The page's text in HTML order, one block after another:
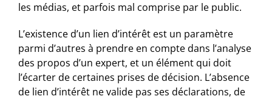
les médias, et parfois mal comprise par le public.
L’existence d’un lien d’intérêt est un paramètre
parmi d’autres à prendre en compte dans l’analyse
des propos d’un expert, et un élément qui doit
l’écarter de certaines prises de décision. L’absence
de lien d’intérêt ne valide pas ses déclarations, de